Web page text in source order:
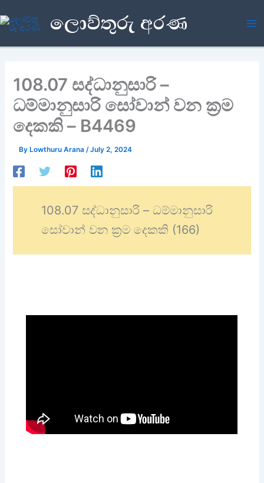
to
content
ලොව්තුරු අරණ
108.07 සද්ධානුසාරි –
ධම්මානුසාරි සෝවාන් වන ක්‍රම
දෙකකි – B4469
By Lowthuru Arana/July 2, 2024
108.07 සද්ධානුසාරි – ධම්මානුසාරි
සෝවාන් වන ක්‍රම දෙකකි (166)